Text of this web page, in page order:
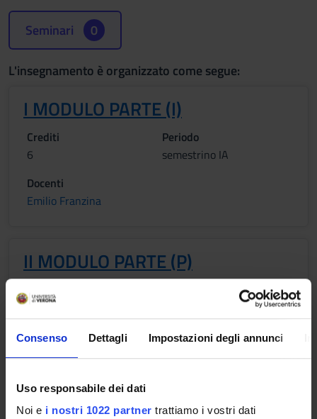
Consenso Dettagli Impostazioni degli annunci
Uso responsabile dei dati
Noi e i nostri 1022 partner trattiamo i vostri dati
Seminari 0
L'insegnamento è organizzato come segue:
I MODULO PARTE (I)
Crediti
6
Periodo
semestrino IA
Docenti
Emilio Franzina
II MODULO PARTE (P)
6
Docenti
Emilio Franzina
Obiettivi formativi